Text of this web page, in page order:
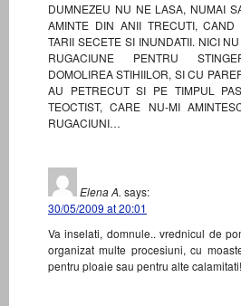
DUMNEZEU NU NE LASA, NUMAI
AMINTE DIN ANII TRECUTI, CAND
TARII SECETE SI INUNDATII. NICI
RUGACIUNE PENTRU
DOMOLIREA STIHIILOR, SI CU
AU PETRECUT SI PE TIMPUL
TEOCTIST, CARE NU-MI
RUGACIUNI…
Elena A. says:
30/05/2009 at 20:01
Va inselati, domnule.. vrednicul de
organizat multe procesiuni, cu
pentru ploaie sau pentru alte calamitati!